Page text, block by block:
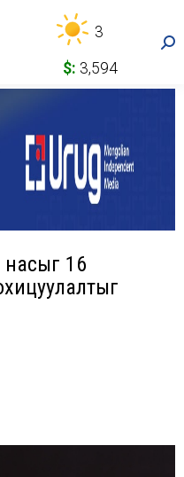
3
$: 3,594
насыг 16